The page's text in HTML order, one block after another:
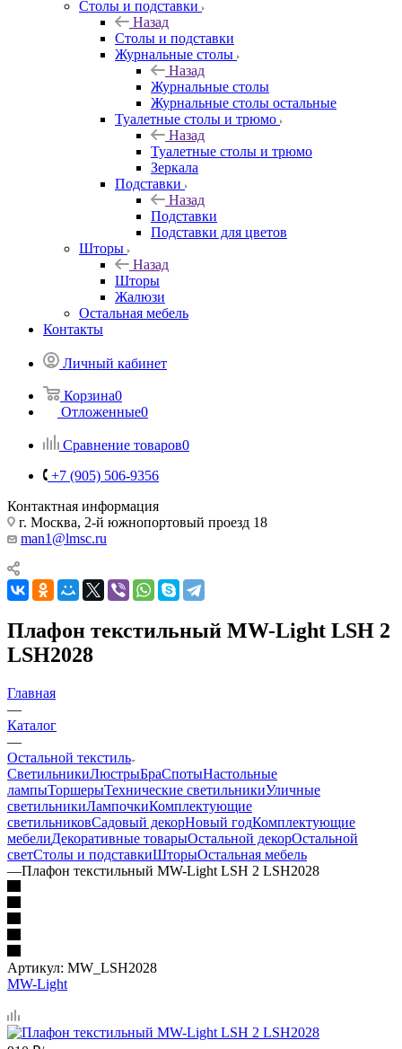
Столы и подставки
Назад
Столы и подставки
Журнальные столы
Назад
Журнальные столы
Журнальные столы остальные
Туалетные столы и трюмо
Назад
Туалетные столы и трюмо
Зеркала
Подставки
Назад
Подставки
Подставки для цветов
Шторы
Назад
Шторы
Жалюзи
Остальная мебель
Контакты
Личный кабинет
Корзина0
Отложенные0
Сравнение товаров0
+7 (905) 506-9356
Контактная информация
г. Москва, 2-й южнопортовый проезд 18
man1@lmsc.ru
Плафон текстильный MW-Light LSH 2
LSH2028
Главная
—
Каталог
—
Остальной текстиль
СветильникиЛюстрыБраСпотыНастольные
лампыТоршерыТехнические светильникиУличные
светильникиЛампочкиКомплектующие
светильниковСадовый декорНовый годКомплектующие
мебелиДекоративные товарыОстальной декорОстальной
светСтолы и подставкиШторыОстальная мебель
—Плафон текстильный MW-Light LSH 2 LSH2028
Артикул: MW_LSH2028
MW-Light